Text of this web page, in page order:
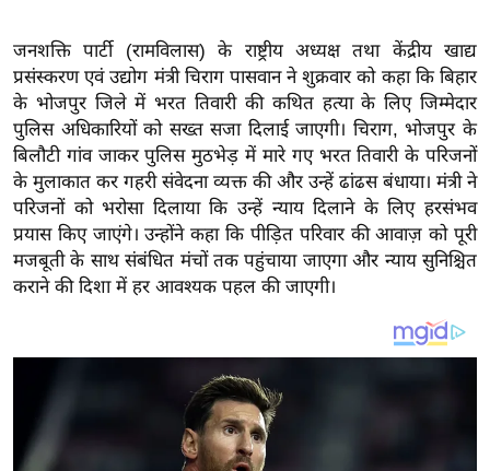
वि
शे
ष
ज्ञ
रा
य
ब
ज
ट
ल
के
ट
जनशक्ति पार्टी (रामविलास) के राष्ट्रीय अध्यक्ष तथा केंद्रीय खाद्य
प्रसंस्करण एवं उद्योग मंत्री चिराग पासवान ने शुक्रवार को कहा कि बिहार
के भोजपुर जिले में भरत तिवारी की कथित हत्या के लिए जिम्मेदार
पुलिस अधिकारियों को सख्त सजा दिलाई जाएगी। चिराग, भोजपुर के
बिलौटी गांव जाकर पुलिस मुठभेड़ में मारे गए भरत तिवारी के परिजनों
के मुलाकात कर गहरी संवेदना व्यक्त की और उन्हें ढांढस बंधाया। मंत्री ने
परिजनों को भरोसा दिलाया कि उन्हें न्याय दिलाने के लिए हरसंभव
प्रयास किए जाएंगे। उन्होंने कहा कि पीड़ित परिवार की आवाज़ को पूरी
मजबूती के साथ संबंधित मंचों तक पहुंचाया जाएगा और न्याय सुनिश्चित
कराने की दिशा में हर आवश्यक पहल की जाएगी।